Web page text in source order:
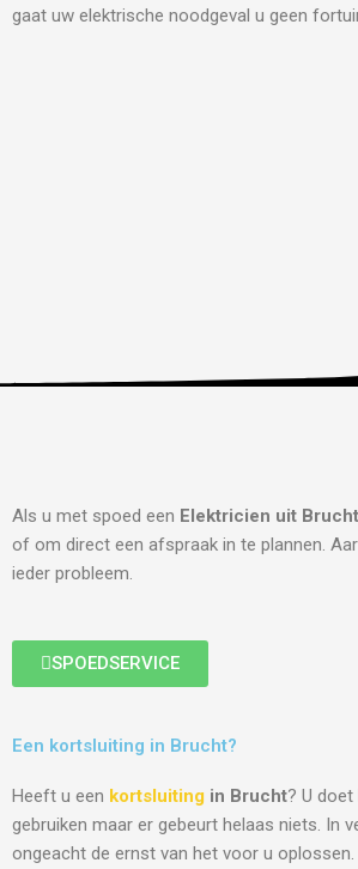
gaat uw elektrische noodgeval u geen
Als u met spoed een Elektricien uit Brucht
of om direct een afspraak in te plannen.
ieder probleem.
SPOEDSERVICE
Een kortsluiting in Brucht?
Heeft u een kortsluiting in Brucht? U
gebruiken maar er gebeurt helaas niets. In
ongeacht de ernst van het voor u